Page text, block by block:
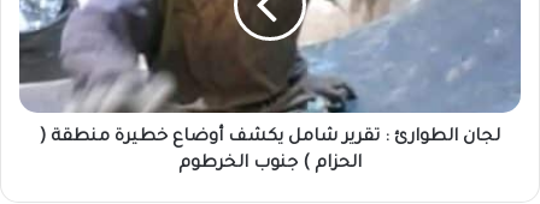
يكشف
منطقة
لجان الطوارئ : تقرير شامل يكشف أوضاع خطيرة منطقة (
الحزام ) جنوب الخرطوم